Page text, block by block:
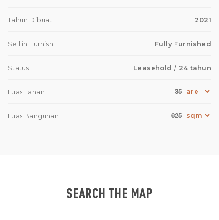
Tahun Dibuat 2021
Sell in Furnish Fully Furnished
Status Leasehold / 24 tahun
Luas Lahan 35
Luas Bangunan 625
SEARCH THE MAP